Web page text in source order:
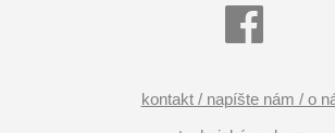
kontakt / napíšte nám / o